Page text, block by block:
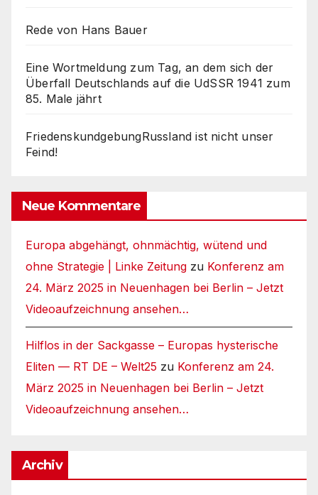
Rede von Hans Bauer
Eine Wortmeldung zum Tag, an dem sich der
Überfall Deutschlands auf die UdSSR 1941 zum
85. Male jährt
FriedenskundgebungRussland ist nicht unser
Feind!
Neue Kommentare
Europa abgehängt, ohnmächtig, wütend und
ohne Strategie | Linke Zeitung zu Konferenz am
24. März 2025 in Neuenhagen bei Berlin – Jetzt
Videoaufzeichnung ansehen…
Hilflos in der Sackgasse – Europas hysterische
Eliten — RT DE – Welt25 zu Konferenz am 24.
März 2025 in Neuenhagen bei Berlin – Jetzt
Videoaufzeichnung ansehen…
Archiv